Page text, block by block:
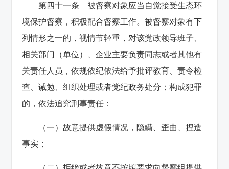
第四十一条 被督察对象应当自觉接受生态环
境保护督察，积极配合督察工作。被督察对象有下
列情形之一的，视情节轻重，对该党政领导班子、
相关部门（单位）、企业主要负责同志或者其他有
关责任人员，依规依纪依法给予批评教育、责令检
查、诫勉、组织处理或者党纪政务处分；构成犯罪
的，依法追究刑事责任：
（一）故意提供虚假情况，隐瞒、歪曲、捏造
事实；